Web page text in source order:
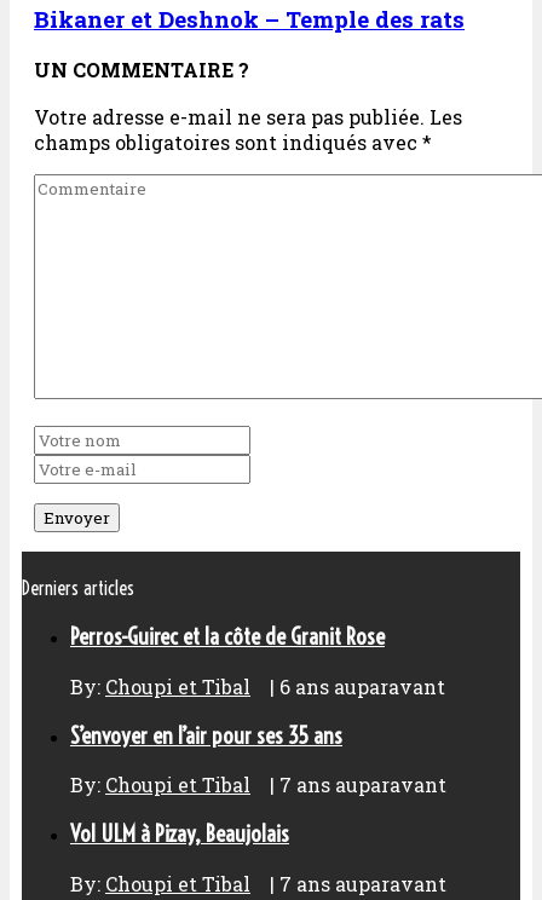
Bikaner et Deshnok – Temple des rats
UN COMMENTAIRE ?
Votre adresse e-mail ne sera pas publiée. Les
champs obligatoires sont indiqués avec *
Derniers articles
Perros-Guirec et la côte de Granit Rose
By: Choupi et Tibal | 6 ans auparavant
S’envoyer en l’air pour ses 35 ans
By: Choupi et Tibal | 7 ans auparavant
Vol ULM à Pizay, Beaujolais
By: Choupi et Tibal | 7 ans auparavant